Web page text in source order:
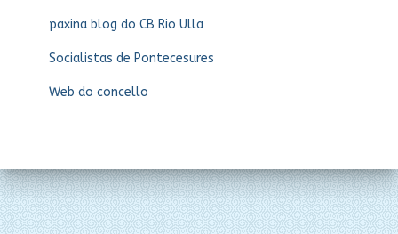
paxina blog do CB Rio Ulla
Socialistas de Pontecesures
Web do concello